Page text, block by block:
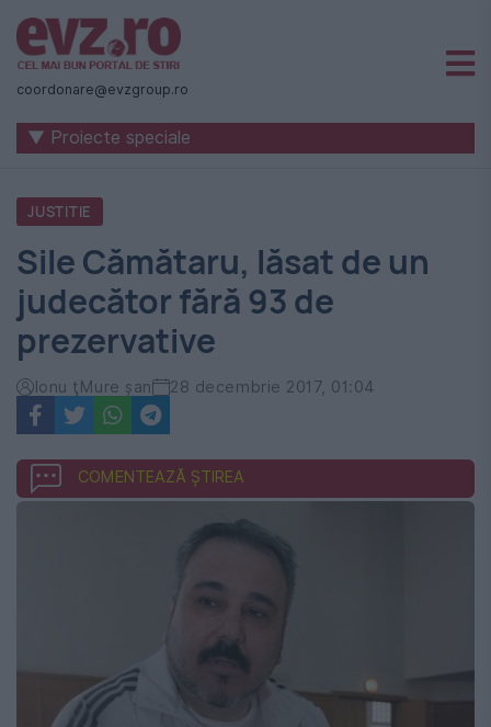
Știri
naționale
internaționale
România
-
Evenimentul
Zilei
coordonare@evzgroup.ro
▼ Proiecte speciale
JUSTITIE
Sile Cămătaru, lăsat de un
judecător fără 93 de
prezervative
Ionu ţMure şan 28 decembrie 2017, 01:04
COMENTEAZĂ ȘTIREA